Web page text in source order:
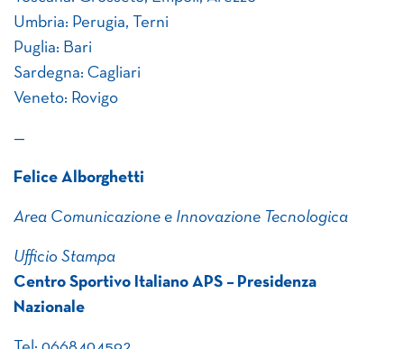
Umbria: Perugia, Terni
Puglia: Bari
Sardegna: Cagliari
Veneto: Rovigo
—
Felice Alborghetti
Area Comunicazione e Innovazione Tecnologica
Ufficio Stampa
Centro Sportivo Italiano APS – Presidenza
Nazionale